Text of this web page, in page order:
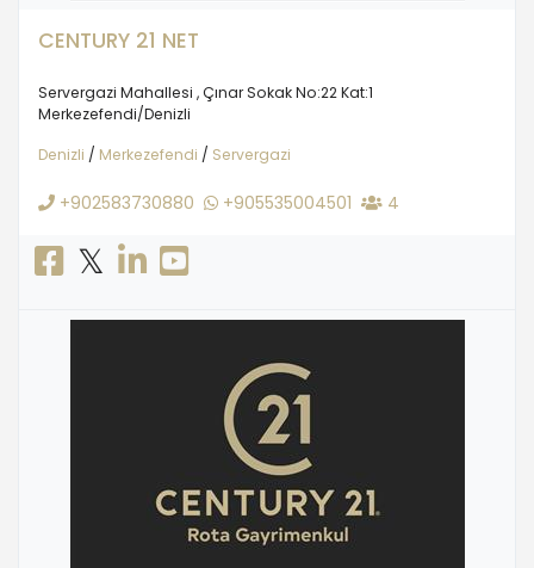
CENTURY 21 NET
Servergazi Mahallesi , Çınar Sokak No:22 Kat:1
Merkezefendi/Denizli
Denizli / Merkezefendi / Servergazi
+902583730880 +905535004501 4